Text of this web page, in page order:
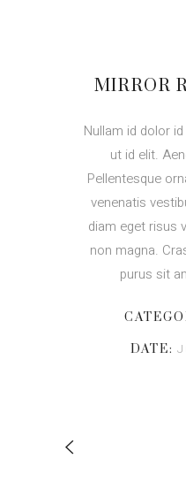
MIRROR
Nullam id dolor
ut id elit.
Pellentesque
venenatis
diam eget risus
non magna.
purus sit
DATE: